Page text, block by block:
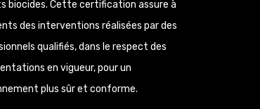
biocides. Cette certification assure à
des interventions réalisées par des
qualifiés, dans le respect des
en vigueur, pour un
plus sûr et conforme.